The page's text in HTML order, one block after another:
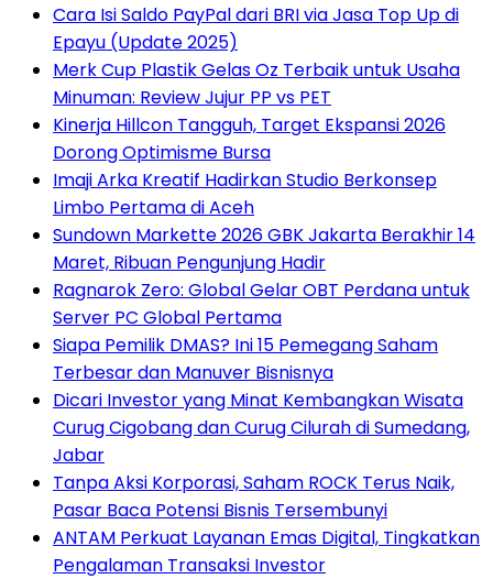
Cara Isi Saldo PayPal dari BRI via Jasa Top Up di
Epayu (Update 2025)
Merk Cup Plastik Gelas Oz Terbaik untuk Usaha
Minuman: Review Jujur PP vs PET
Kinerja Hillcon Tangguh, Target Ekspansi 2026
Dorong Optimisme Bursa
Imaji Arka Kreatif Hadirkan Studio Berkonsep
Limbo Pertama di Aceh
Sundown Markette 2026 GBK Jakarta Berakhir 14
Maret, Ribuan Pengunjung Hadir
Ragnarok Zero: Global Gelar OBT Perdana untuk
Server PC Global Pertama
Siapa Pemilik DMAS? Ini 15 Pemegang Saham
Terbesar dan Manuver Bisnisnya
Dicari Investor yang Minat Kembangkan Wisata
Curug Cigobang dan Curug Cilurah di Sumedang,
Jabar
Tanpa Aksi Korporasi, Saham ROCK Terus Naik,
Pasar Baca Potensi Bisnis Tersembunyi
ANTAM Perkuat Layanan Emas Digital, Tingkatkan
Pengalaman Transaksi Investor